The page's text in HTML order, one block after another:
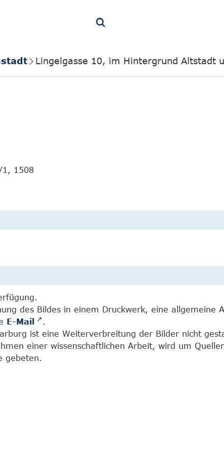
Lingelgasse 10, im Hintergrund Altstadt
1, 1508
des Bildes in einem Druckwerk, eine allgemeine
E-Mail
.
ist eine Weiterverbreitung der Bilder nicht
einer wissenschaftlichen Arbeit, wird um
gebeten.